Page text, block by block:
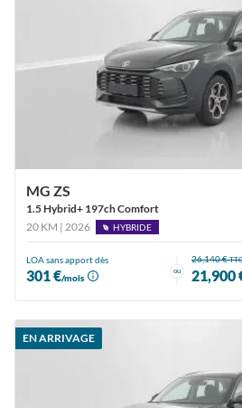
MG ZS
1.5 Hybrid+ 197ch Comfort
20 KM | 2026
HYBRIDE
LOA sans apport dès
301 €/mois
ou
26,140 €TTC
21,900
EN ARRIVAGE